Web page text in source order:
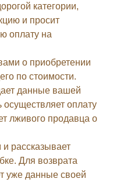
категории,
и просит
оплату на
о приобретении
по стоимости.
данные вашей
оплату
лживого продавца о
рассказывает
Для возврата
уже данные своей